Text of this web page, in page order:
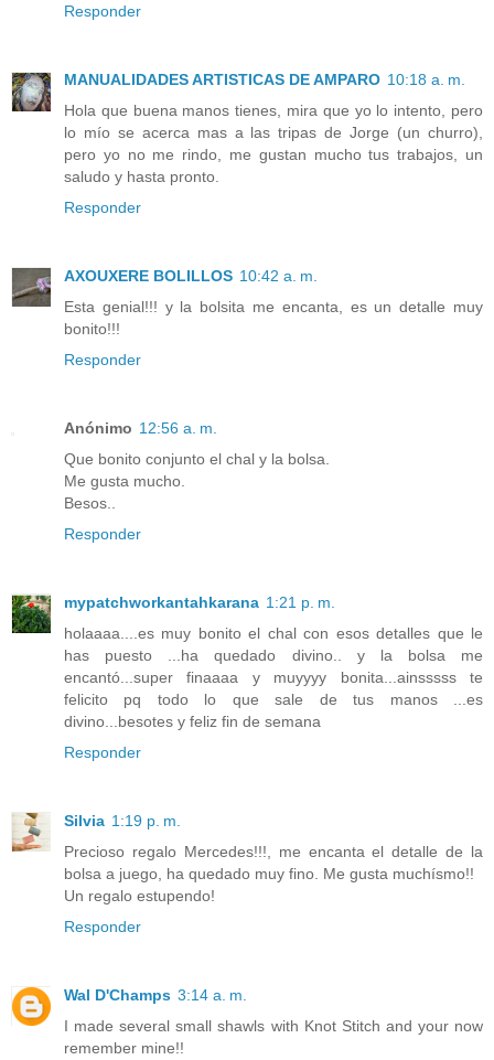
Responder
MANUALIDADES ARTISTICAS DE AMPARO 10:18 a. m.
Hola que buena manos tienes, mira que yo lo intento, pero
lo mío se acerca mas a las tripas de Jorge (un churro),
pero yo no me rindo, me gustan mucho tus trabajos, un
saludo y hasta pronto.
Responder
AXOUXERE BOLILLOS 10:42 a. m.
Esta genial!!! y la bolsita me encanta, es un detalle muy
bonito!!!
Responder
Anónimo 12:56 a. m.
Que bonito conjunto el chal y la bolsa.
Me gusta mucho.
Besos..
Responder
mypatchworkantahkarana 1:21 p. m.
holaaaa....es muy bonito el chal con esos detalles que le
has puesto ...ha quedado divino.. y la bolsa me
encantó...super finaaaa y muyyyy bonita...ainsssss te
felicito pq todo lo que sale de tus manos ...es
divino...besotes y feliz fin de semana
Responder
Silvia 1:19 p. m.
Precioso regalo Mercedes!!!, me encanta el detalle de la
bolsa a juego, ha quedado muy fino. Me gusta muchísmo!!
Un regalo estupendo!
Responder
Wal D'Champs 3:14 a. m.
I made several small shawls with Knot Stitch and your now
remember mine!!